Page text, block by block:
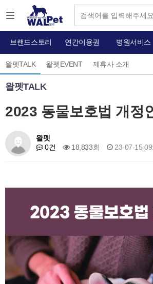
브랜드스토리 연간이용권 병원서비스
왈펫TALK
왈펫TALK 왈펫EVENT 제휴사 소개
2023 동물보호법 개정
왈펫
0건
18,833회 23-07-15